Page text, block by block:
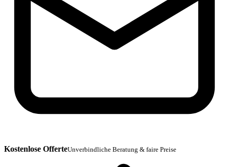
Kostenlose OfferteUnverbindliche Beratung & faire Preise